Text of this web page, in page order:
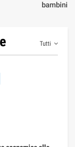
bambini
Tutti